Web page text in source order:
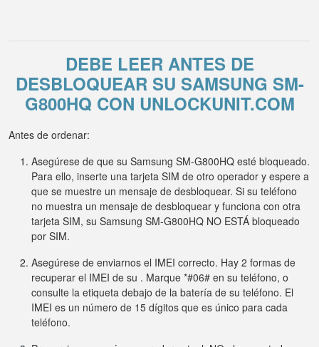
DEBE LEER ANTES DE
DESBLOQUEAR SU SAMSUNG SM-
G800HQ CON UNLOCKUNIT.COM
Antes de ordenar:
Asegúrese de que su Samsung SM-G800HQ esté bloqueado.
Para ello, inserte una tarjeta SIM de otro operador y espere a
que se muestre un mensaje de desbloquear. Si su teléfono
no muestra un mensaje de desbloquear y funciona con otra
tarjeta SIM, su Samsung SM-G800HQ NO ESTÁ bloqueado
por SIM.
Asegúrese de enviarnos el IMEI correcto. Hay 2 formas de
recuperar el IMEI de su . Marque *#06# en su teléfono, o
consulte la etiqueta debajo de la batería de su teléfono. El
IMEI es un número de 15 dígitos que es único para cada
teléfono.